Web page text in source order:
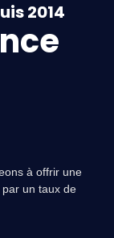
2014
à offrir une
un taux de